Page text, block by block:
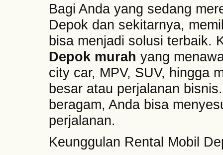
Bagi Anda yang sedang
Depok dan sekitarnya,
bisa menjadi solusi terbaik.
Depok murah yang
city car, MPV, SUV, hingga
besar atau perjalanan
beragam, Anda bisa
perjalanan.
Keunggulan Rental Mobil